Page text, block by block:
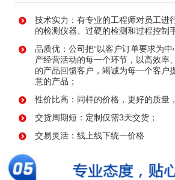
技术实力：有专业的工程师对员工进
的检测仪器、过硬的检测和过程控制
品质优：公司把“以客户订单要求为中
产经营活动的每一个环节，以高效率
的产品回馈客户，竭诚为每一个客户
意的产品；
性价比高：同样的价格，更好的质
交货周期短：定制仅需3天交货；
交易灵活：线上线下统一价格